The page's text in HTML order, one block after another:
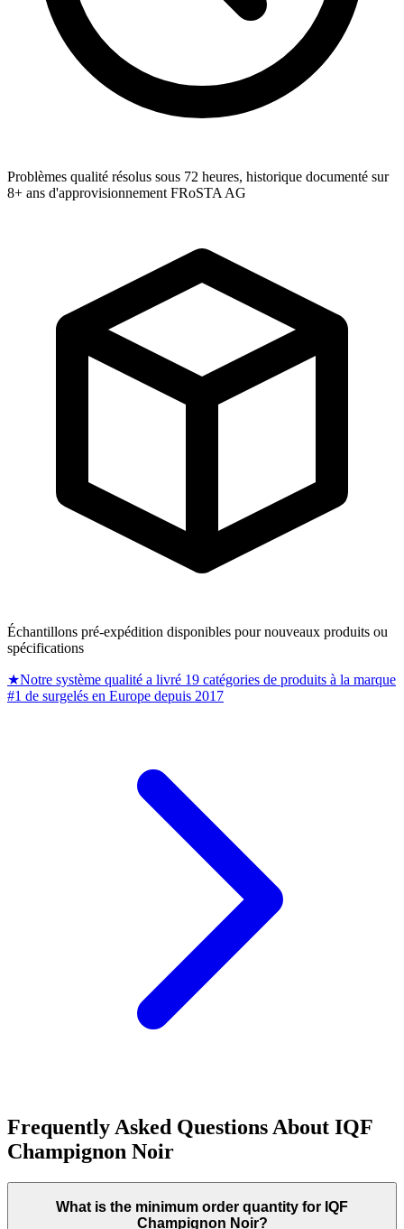
Problèmes qualité résolus sous 72 heures, historique documenté sur
8+ ans d'approvisionnement FRoSTA AG
Échantillons pré-expédition disponibles pour nouveaux produits ou
spécifications
★Notre système qualité a livré 19 catégories de produits à la marque
#1 de surgelés en Europe depuis 2017
Frequently Asked Questions About IQF
Champignon Noir
What is the minimum order quantity for IQF
Champignon Noir?